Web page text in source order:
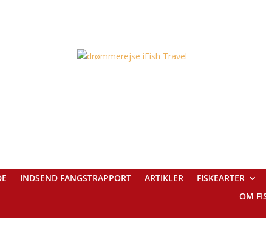
INDSEND FANGSTRAPPORT ARTIKLER FISKEARTER
OM